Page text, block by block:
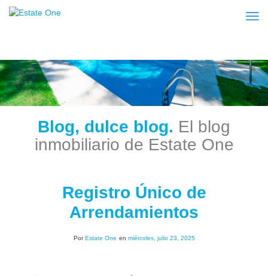
Blog, dulce blog. El blog
inmobiliario de Estate One
Registro Único de
Arrendamientos
PorEstate One en miércoles, julio 23, 2025